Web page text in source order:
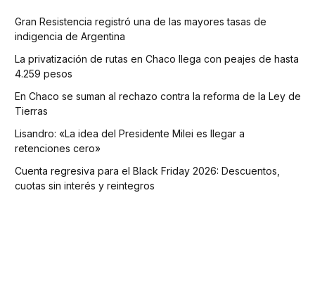
Gran Resistencia registró una de las mayores tasas de
indigencia de Argentina
La privatización de rutas en Chaco llega con peajes de hasta
4.259 pesos
En Chaco se suman al rechazo contra la reforma de la Ley de
Tierras
Lisandro: «La idea del Presidente Milei es llegar a
retenciones cero»
Cuenta regresiva para el Black Friday 2026: Descuentos,
cuotas sin interés y reintegros